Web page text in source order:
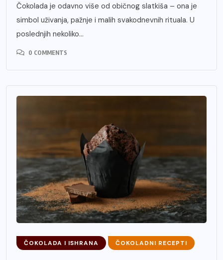
Čokolada je odavno više od običnog slatkiša – ona je
simbol uživanja, pažnje i malih svakodnevnih rituala. U
poslednjih nekoliko...
0 COMMENTS
ČOKOLADA I ISHRANA ČOKOLADNI RECEPTI